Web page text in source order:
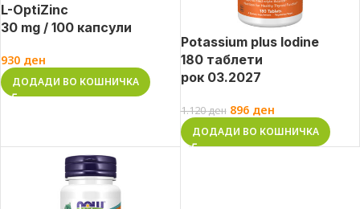
L-OptiZinc
30 mg / 100 капсули
930 ден
ДОДАДИ ВО КОШНИЧКА
Potassium plus Iodine
180 таблети
рок 03.2027
1.120ден 896 ден
ДОДАДИ ВО КОШНИЧКА